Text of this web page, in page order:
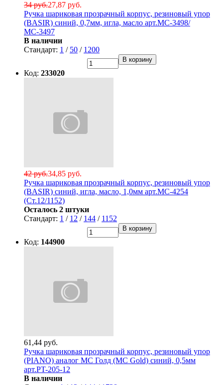
27,87 руб.
34 руб.
Ручка шариковая прозрачный корпус, резиновый упор
(BASIR) синий, 0,7мм, игла, масло арт.МС-3498/
МС-3497
В наличии
Стандарт: 1 / 50 / 1200
В корзину
Код: 233020
34,85 руб.
42 руб.
Ручка шариковая прозрачный корпус, резиновый упор
(BASIR) синий, игла, масло, 1,0мм арт.МС-4254
(Ст.12/1152)
Осталось 2 штуки
Стандарт: 1 / 12 / 144 / 1152
В корзину
Код: 144900
61,44 руб.
Ручка шариковая прозрачный корпус, резиновый упор
(PIANO) аналог МС Голд (MC Gold) синий, 0,5мм
арт.PT-205-12
В наличии